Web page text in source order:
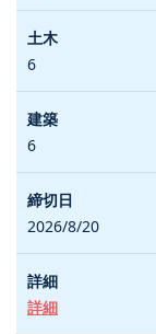
6
6
2026/8/20
詳細